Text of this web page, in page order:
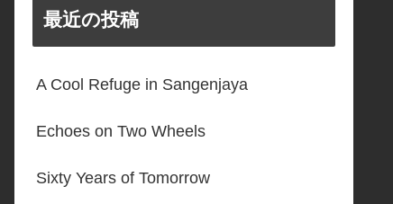
最近の投稿
A Cool Refuge in Sangenjaya
Echoes on Two Wheels
Sixty Years of Tomorrow